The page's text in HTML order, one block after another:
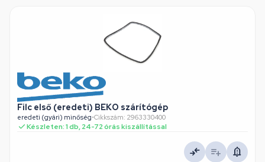
Filc első (eredeti) BEKO szárítógép
eredeti (gyári) minőség•Cikkszám: 2963330400
Készleten: 1 db, 24-72 órás kiszállítással